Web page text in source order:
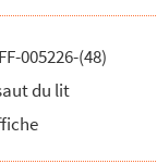
005226-(48)
du lit